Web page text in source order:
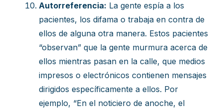
Autorreferencia: La gente espía a los
pacientes, los difama o trabaja en contra de
ellos de alguna otra manera. Estos pacientes
“observan” que la gente murmura acerca de
ellos mientras pasan en la calle, que medios
impresos o electrónicos contienen mensajes
dirigidos específicamente a ellos. Por
ejemplo, “En el noticiero de anoche, el